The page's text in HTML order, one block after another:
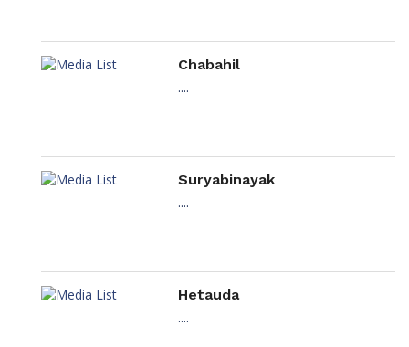
Chabahil
....
Suryabinayak
....
Hetauda
....